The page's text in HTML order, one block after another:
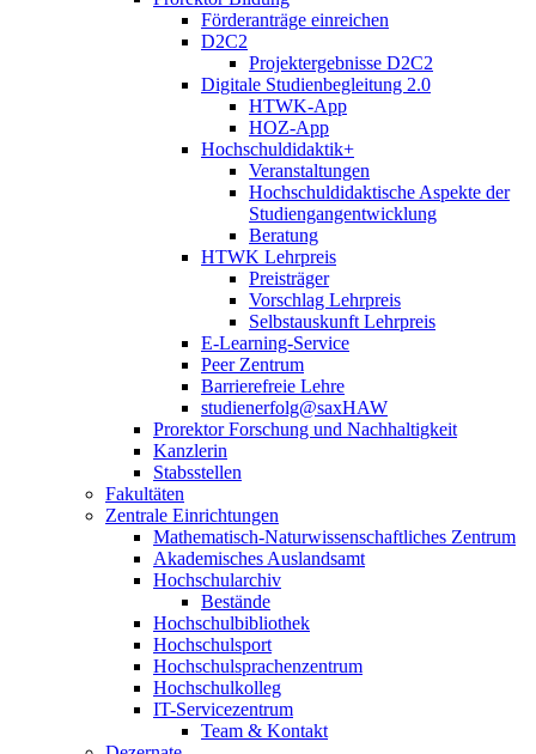
Förderanträge einreichen
D2C2
Projektergebnisse D2C2
Digitale Studienbegleitung 2.0
HTWK-App
HOZ-App
Hochschuldidaktik+
Veranstaltungen
Hochschuldidaktische Aspekte der
Studiengangentwicklung
Beratung
HTWK Lehrpreis
Preisträger
Vorschlag Lehrpreis
Selbstauskunft Lehrpreis
E-Learning-Service
Peer Zentrum
Barrierefreie Lehre
studienerfolg@saxHAW
Prorektor Forschung und Nachhaltigkeit
Kanzlerin
Stabsstellen
Fakultäten
Zentrale Einrichtungen
Mathematisch-Naturwissenschaftliches Zentrum
Akademisches Auslandsamt
Hochschularchiv
Bestände
Hochschulbibliothek
Hochschulsport
Hochschulsprachenzentrum
Hochschulkolleg
IT-Servicezentrum
Team & Kontakt